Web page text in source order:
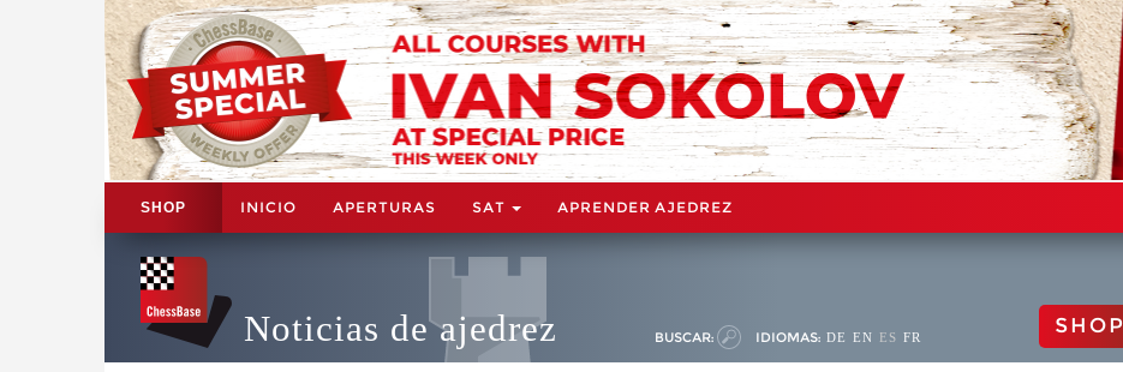
SHOP INICIO APERTURAS SAT APRENDER AJEDREZ
Noticias de ajedrez BUSCAR: IDIOMAS: DE EN ES FR SHOP